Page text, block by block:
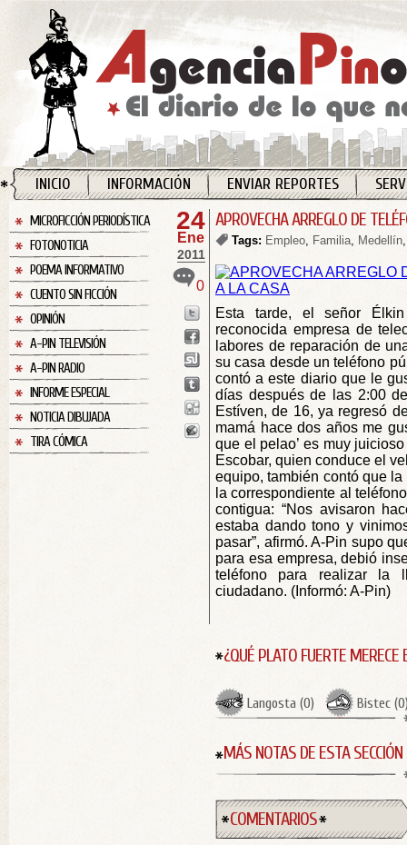
INICIO INFORMACIÓN ENVIAR REPORTES
MICROFICCIÓN PERIODÍSTICA
FOTONOTICIA
POEMA INFORMATIVO
CUENTO SIN FICCIÓN
OPINIÓN
A-PIN TELEVISIÓN
A-PIN RADIO
INFORME ESPECIAL
NOTICIA DIBUJADA
TIRA CÓMICA
24
Ene
2011
0
APROVECHA ARREGLO DE
Tags: Empleo, Familia, Medellín
Esta tarde, el señor
reconocida empresa de
labores de reparación de
su casa desde un teléfono
contó a este diario que le
días después de las 2:00
Estíven, de 16, ya regresó
mamá hace dos años me
que el pelao’ es muy
Escobar, quien conduce el
equipo, también contó que
la correspondiente al
contigua: “Nos avisaron
estaba dando tono y
pasar”, afirmó. A-Pin supo
para esa empresa, debió
teléfono para realizar la
ciudadano. (Informó: A-Pin)
¿QUÉ PLATO FUERTE MERECE
Langosta (0) Bistec (0
MÁS NOTAS DE ESTA SECCIÓN
COMENTARIOS